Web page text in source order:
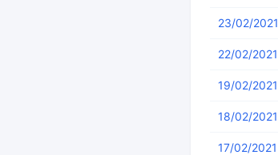
23/02/2021
22/02/2021
19/02/2021
18/02/2021
17/02/2021